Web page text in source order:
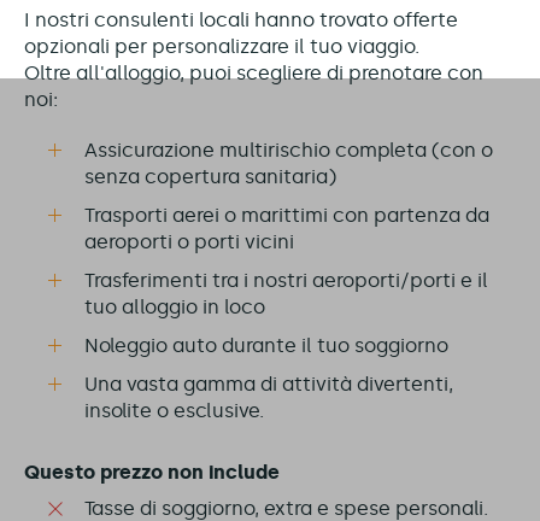
I nostri consulenti locali hanno trovato offerte
opzionali per personalizzare il tuo viaggio.
Oltre all'alloggio, puoi scegliere di prenotare con
noi:
Assicurazione multirischio completa (con o
senza copertura sanitaria)
Trasporti aerei o marittimi con partenza da
aeroporti o porti vicini
Trasferimenti tra i nostri aeroporti/porti e il
tuo alloggio in loco
Noleggio auto durante il tuo soggiorno
Una vasta gamma di attività divertenti,
insolite o esclusive.
Questo prezzo non include
Tasse di soggiorno, extra e spese personali.